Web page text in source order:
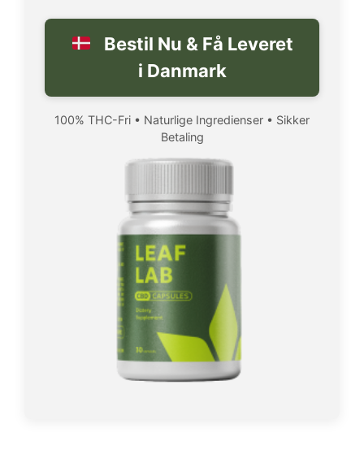
Bestil Nu & Få Leveret
i Danmark
100% THC-Fri • Naturlige Ingredienser • Sikker
Betaling